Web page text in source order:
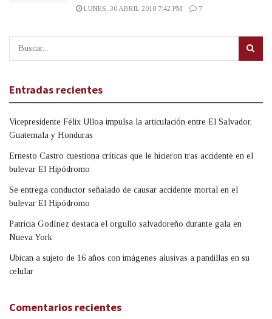
LUNES, 30 ABRIL 2018 7:42 PM
7
Entradas recientes
Vicepresidente Félix Ulloa impulsa la articulación entre El Salvador,
Guatemala y Honduras
Ernesto Castro cuestiona críticas que le hicieron tras accidente en el
bulevar El Hipódromo
Se entrega conductor señalado de causar accidente mortal en el
bulevar El Hipódromo
Patricia Godínez destaca el orgullo salvadoreño durante gala en
Nueva York
Ubican a sujeto de 16 años con imágenes alusivas a pandillas en su
celular
Comentarios recientes